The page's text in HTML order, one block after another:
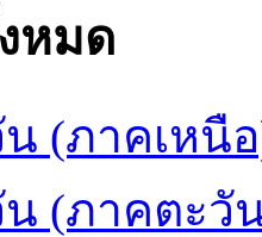
หมด
(ภาคเหนื
(ภาคตะวั